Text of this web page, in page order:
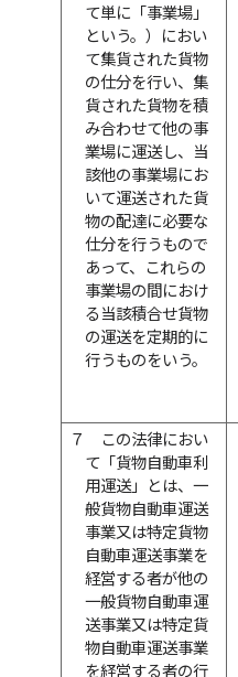
て単に「事業場」
という。）におい
て集貨された貨物
の仕分を行い、集
貨された貨物を積
み合わせて他の事
業場に運送し、当
該他の事業場にお
いて運送された貨
物の配達に必要な
仕分を行うもので
あって、これらの
事業場の間におけ
る当該積合せ貨物
の運送を定期的に
行うものをいう。
７
この法律におい
て「貨物自動車利
用運送」とは、一
般貨物自動車運送
事業又は特定貨物
自動車運送事業を
経営する者が他の
一般貨物自動車運
送事業又は特定貨
物自動車運送事業
を経営する者の行